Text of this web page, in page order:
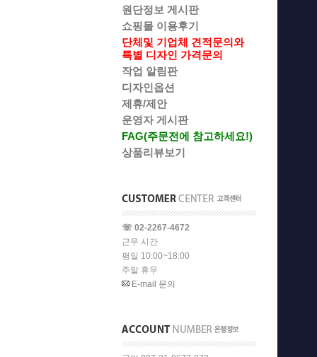
원단정보 게시판
쇼핑몰 이용후기
단체및 기업체 견적문의와
특별 디자인 가격문의
작업 알림판
디자인옵션
제휴/제안
운영자 게시판
FAG(주문전에 참고하세요!)
상품리뷰보기
☏ 02-2267-4672
근무 시간
평일 10:00~18:00
주말 휴무
E-mail 문의